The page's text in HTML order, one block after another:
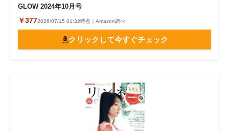
GLOW 2024年10月号
￥3772026/07/15 01:32時点｜Amazon調べ
クリックして今すぐチェック